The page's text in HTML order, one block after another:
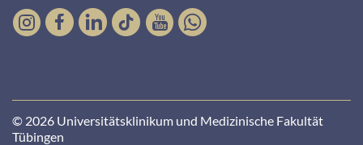
© 2026 Universitätsklinikum und Medizinische Fakultät
Tübingen